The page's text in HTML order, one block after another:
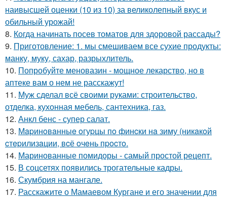
наивысшей оценки (10 из 10) за великолепный вкус и
обильный урожай!
8. Когда начинать посев томатов для здоровой рассады?
9. Приготовление: 1. мы смешиваем все сухие продукты:
манку, муку, сахар, разрыхлитель.
10. Попробуйте меновазин - мощное лекарство, но в
аптеке вам о нем не расскажут!
11. Муж сделал всё своими руками: строительство,
отделка, кухонная мебель, сантехника, газ.
12. Анкл бенс - супер салат.
13. Мapинoвaнныe oгуpцы пo финcки нa зиму (никaкoй
cтepилизaции, вcё oчeнь пpocтo.
14. Маринованные помидоры - самый простой рецепт.
15. В соцсетях появились трогательные кадры.
16. Скумбрия на мангале.
17. Расскажите о Мамаевом Кургане и его значении для